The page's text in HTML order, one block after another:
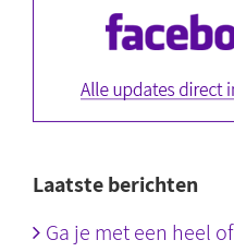
Laatste berichten
Ga je met een heel